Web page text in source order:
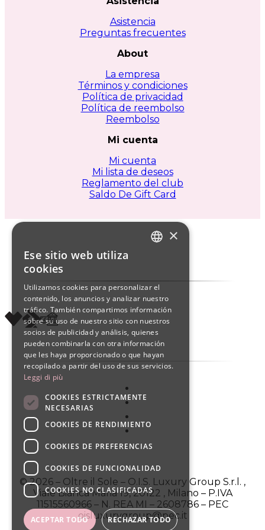
en
página
de
Asistencia
Preguntas frecuentes
About
La empresa
Términos y condiciones
Política de privacidad
Política de reembolso
Reembolso
Mi cuenta
Mi cuenta
Mi lista de deseos
Reglamento del club
Saldo De Gift Card
© 2026 – Oltre il Sole – O.I.S. Luxury Group S.r.l. ,
Viale Bianca Maria 19, 20122 , Milano – P.IVA
11515560966 – N. REA MI – 2608786 – PEC
oisluxurygroup@pec.it
SPANISH
×
Ese sitio web utiliza
cookies
Utilizamos cookies para personalizar el
contenido, los anuncios y analizar nuestro
tráfico. También compartimos información
sobre su uso de nuestro sitio con nuestros
socios de publicidad y análisis, quienes
pueden combinarla con otra información
que les haya proporcionado o que hayan
recopilado a partir del uso de sus servicios.
Leggi di più
COOKIES ESTRICTAMENTE
NECESARIAS
COOKIES DE RENDIMIENTO
COOKIES DE PREFERENCIAS
COOKIES DE FUNCIONALIDAD
COOKIES NO CLASIFICADAS
ACEPTAR TODO RECHAZAR TODO